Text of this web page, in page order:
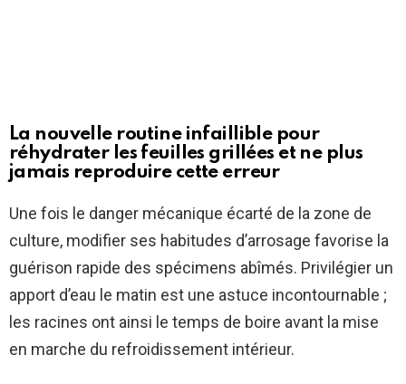
La nouvelle routine infaillible pour
réhydrater les feuilles grillées et ne plus
jamais reproduire cette erreur
Une fois le danger mécanique écarté de la zone de
culture, modifier ses habitudes d’arrosage favorise la
guérison rapide des spécimens abîmés. Privilégier un
apport d’eau le matin est une astuce incontournable ;
les racines ont ainsi le temps de boire avant la mise
en marche du refroidissement intérieur.